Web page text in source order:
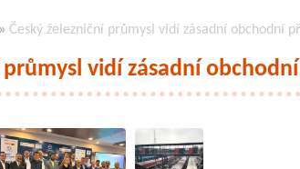
» Český železniční průmysl vidí zásadní obchodní
průmysl vidí zásadní